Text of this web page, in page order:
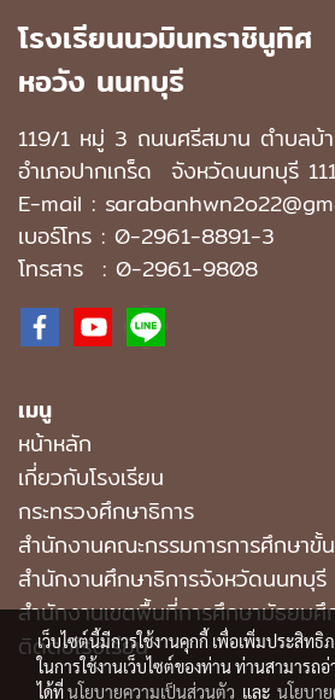
โรงเรียนนวมินทราชินูทิศ
หอวัง นนทบุรี
119/1 หมู่ 3 ถนนศรีสมาน ตำบลบ้
อำเภอปากเกร็ด จังหวัดนนทบุรี
E-mail :
เบอร์โทร : 0-2961-8891-3
โทรสาร : 0-2961-9808
เมนู
หน้าหลัก
เกี่ยวกับโรงเรียน
กระทรวงศึกษาธิการ
สำนักงานคณะกรรมการการศึกษาขั้
สำนักงานศึกษาธิการจังหวัดนนทบุรี
สํานักงานเขตพื้นที่การศึกษามัธยม
ติดต่อโรงเรียน
เว็บไซต์นี้มีการใช้งานคุกกี้ เพื่อเพิ่มประสิท
ในการใช้งานเว็บไซต์ของท่าน ท่านสามารถ
ได้ที่นโยบายความเป็นส่วนตัว และ นโยบา